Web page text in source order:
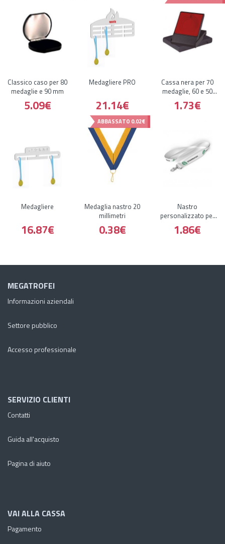
Classico caso per 80
medaglie e 90 mm
5.09€
Medagliere PRO
21.14€
Cassa nera per 70
medaglie, 60 e 50
mm
1.73€
Medagliere
16.87€
ABBASSATO 0.02€
Medaglia nastro 20
millimetri
0.38€
Nastro
personalizzato per
medaglie in bianco
1.86€
MEGATROFEI
Informazioni aziendali
Settore pubblico
Accesso professionale
SERVIZIO CLIENTI
Contatti
Guida all'acquisto
Pagina di aiuto
VAI ALLA CASSA
Pagamento